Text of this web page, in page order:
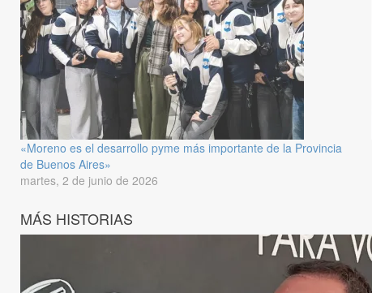
«Moreno es el desarrollo pyme más importante de la Provincia
de Buenos Aires»
martes, 2 de junio de 2026
MÁS HISTORIAS